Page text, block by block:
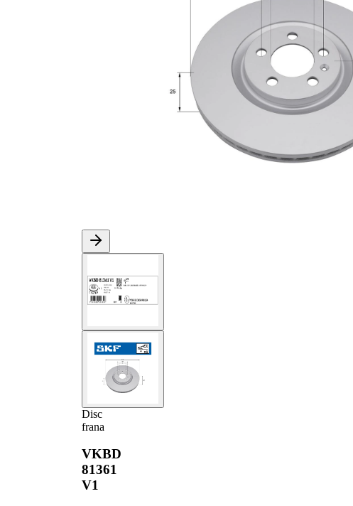
Disc
frana
VKBD
81361
V1